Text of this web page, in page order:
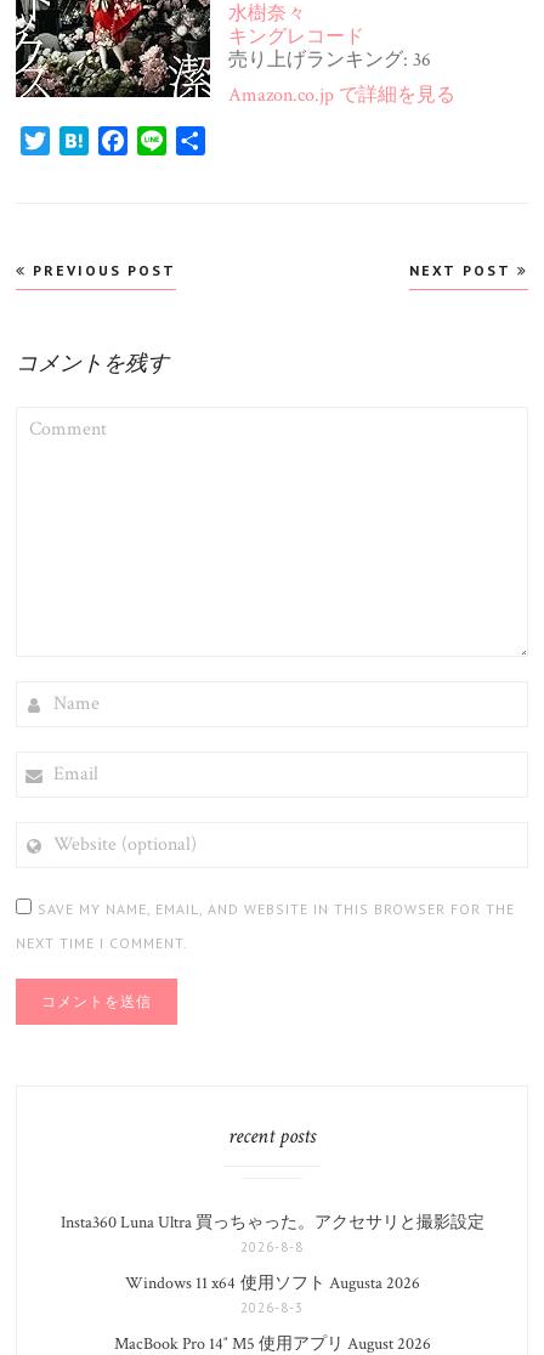
水樹奈々
キングレコード
売り上げランキング: 36
Amazon.co.jp で詳細を見る
TwitterHatenaFacebook
Line
投
稿
ビ
ー
PREVIOUS POST NEXT POST
コメントを残す
(OPTIONAL)
SAVE MY NAME, EMAIL, AND WEBSITE IN THIS BROWSER FOR THE
NEXT TIME I COMMENT.
recent posts
Insta360 Luna Ultra 買っちゃった。アクセサリと撮影設定
2026-8-8
Windows 11 x64 使用ソフト Augusta 2026
2026-8-3
MacBook Pro 14″ M5 使用アプリ August 2026